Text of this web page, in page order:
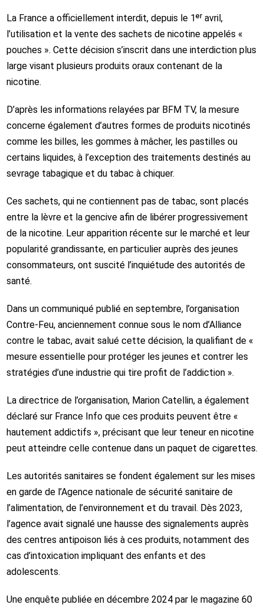
La Francea officiellement interdit, depuis le 1ᵉʳ avril,
l’utilisation et la vente des sachets de nicotine appelés «
pouches ». Cette décision s’inscrit dans une interdiction plus
large visant plusieurs produits oraux contenant de la
nicotine.
D’après les informations relayées par BFM TV, la mesure
concerne également d’autres formes de produits nicotinés
comme les billes, les gommes à mâcher, les pastilles ou
certains liquides, à l’exception des traitements destinés au
sevrage tabagique et du tabac à chiquer.
Ces sachets, qui ne contiennent pas de tabac, sont placés
entre la lèvre et la gencive afin de libérer progressivement
de la nicotine. Leur apparition récente sur le marché et leur
popularité grandissante, en particulier auprès des jeunes
consommateurs, ont suscité l’inquiétude des autorités de
santé.
Dans un communiqué publié en septembre, l’organisation
Contre‑Feu, anciennement connue sous le nom d’Alliance
contre le tabac, avait salué cette décision, la qualifiant de «
mesure essentielle pour protéger les jeunes et contrer les
stratégies d’une industrie qui tire profit de l’addiction ».
La directrice de l’organisation, Marion Catellin, a également
déclaré sur France Infoque ces produits peuvent être «
hautement addictifs », précisant que leur teneur en nicotine
peut atteindre celle contenue dans un paquet de cigarettes.
Les autorités sanitaires se fondent également sur les mises
en garde de l’Agence nationale de sécurité sanitaire de
l’alimentation, de l’environnement et du travail. Dès 2023,
l’agence avait signalé une hausse des signalements auprès
des centres antipoison liés à ces produits, notamment des
cas d’intoxication impliquant des enfants et des
adolescents.
Une enquête publiée en décembre 2024 par le magazine 60